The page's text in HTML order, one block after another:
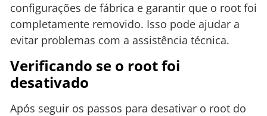
configurações de fábrica e garantir que o root foi
completamente removido. Isso pode ajudar a
evitar problemas com a assistência técnica.
Verificando se o root foi
desativado
Após seguir os passos para desativar o root do